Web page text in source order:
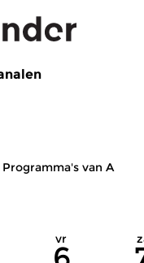
Programma's van A
vr